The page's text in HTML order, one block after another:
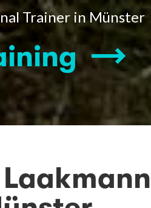
Trainer in Münster